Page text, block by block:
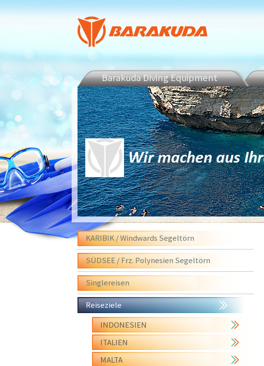
Barakuda Diving Equipment
KARIBIK / Windwards Segeltörn
SÜDSEE / Frz. Polynesien Segeltörn
Singlereisen
Reiseziele
INDONESIEN
ITALIEN
MALTA